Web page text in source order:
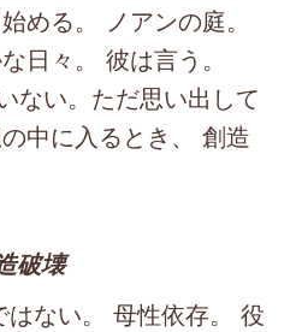
める。 ノアンの庭。
日々。 彼は言う。
ない。ただ思い出して
中に入るとき、 創造
破壊
ない。 母性依存。 役